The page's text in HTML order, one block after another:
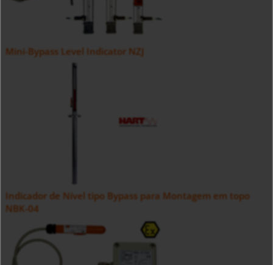
Mini-Bypass Level Indicator NZJ
Indicador de Nível tipo Bypass para Montagem em topo
NBK-04